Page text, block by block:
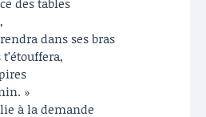
dans ses bras
»
à la demande